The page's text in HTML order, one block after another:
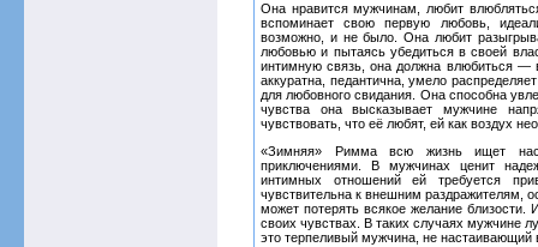
Она нравится мужчинам, любит
вспоминает свою первую любовь,
возможно, и не было. Она любит
любовью и пытаясь убедиться в своей
интимную связь, она должна влюбиться —
аккуратна, педантична, умело
для любовного свидания. Она способна
чувства она высказывает мужчине
чувствовать, что её любят, ей как воздух
«Зимняя» Римма всю жизнь ищет
приключениями. В мужчинах ценит
интимных отношений ей требуется
чувствительна к внешним раздражителям,
может потерять всякое желание близости.
своих чувствах. В таких случаях
это терпеливый мужчина, не настаивающий